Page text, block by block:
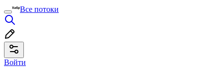
Все потоки
Войти